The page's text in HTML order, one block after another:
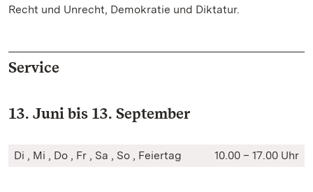
Recht und Unrecht, Demokratie und Diktatur.
Service
13. Juni bis 13. September
Di , Mi , Do , Fr , Sa , So , Feiertag 10.00 – 17.00 Uhr